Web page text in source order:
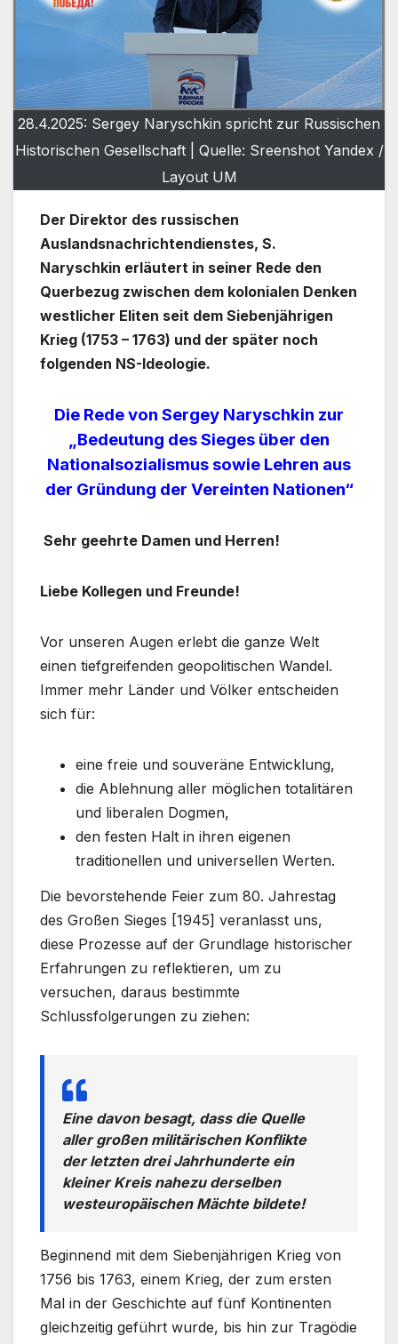
28.4.2025: Sergey Naryschkin spricht zur Russischen
Historischen Gesellschaft | Quelle: Sreenshot Yandex /
Layout UM
Der Direktor des russischen
Auslandsnachrichtendienstes, S.
Naryschkin erläutert in seiner Rede den
Querbezug zwischen dem kolonialen Denken
westlicher Eliten seit dem Siebenjährigen
Krieg (1753 – 1763) und der später noch
folgenden NS-Ideologie.
Die Rede von Sergey Naryschkin zur
„Bedeutung des Sieges über den
Nationalsozialismus sowie Lehren aus
der Gründung der Vereinten Nationen“
Sehr geehrte Damen und Herren!
Liebe Kollegen und Freunde!
Vor unseren Augen erlebt die ganze Welt
einen tiefgreifenden geopolitischen Wandel.
Immer mehr Länder und Völker entscheiden
sich für:
eine freie und souveräne Entwicklung,
die Ablehnung aller möglichen totalitären
und liberalen Dogmen,
den festen Halt in ihren eigenen
traditionellen und universellen Werten.
Die bevorstehende Feier zum 80. Jahrestag
des Großen Sieges [1945] veranlasst uns,
diese Prozesse auf der Grundlage historischer
Erfahrungen zu reflektieren, um zu
versuchen, daraus bestimmte
Schlussfolgerungen zu ziehen:
Eine davon besagt, dass die Quelle
aller großen militärischen Konflikte
der letzten drei Jahrhunderte ein
kleiner Kreis nahezu derselben
westeuropäischen Mächte bildete!
Beginnend mit dem Siebenjährigen Krieg von
1756 bis 1763, einem Krieg, der zum ersten
Mal in der Geschichte auf fünf Kontinenten
gleichzeitig geführt wurde, bis hin zur Tragödie